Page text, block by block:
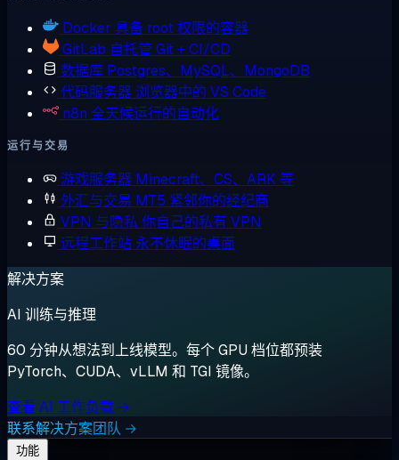
Docker 具备 root 权限的容器
GitLab 自托管 Git + CI/CD
数据库 Postgres、MySQL、MongoDB
代码服务器 浏览器中的 VS Code
n8n 全天候运行的自动化
运行与交易
游戏服务器 Minecraft、CS、ARK 等
外汇与交易 MT5 紧邻你的经纪商
VPN 与隐私 你自己的私有 VPN
远程工作站 永不休眠的桌面
解决方案
AI 训练与推理
60 分钟从想法到上线模型。每个 GPU 档位都预装
PyTorch、CUDA、vLLM 和 TGI 镜像。
查看 AI 工作负载 →
联系解决方案团队 →